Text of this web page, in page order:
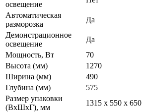
освещение
Автоматическая
разморозка
Да
Демонстрационное
освещение
Да
Мощность, Вт
70
Высота (мм)
1270
Ширина (мм)
490
Глубина (мм)
575
Размер упаковки
(ВxШxГ), мм
1315 х 550 х 650